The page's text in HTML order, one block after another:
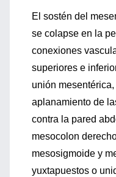
El sostén del
se colapse en la
conexiones
superiores e
unión
aplanamiento de
contra la pared
mesocolon
mesosigmoide y
yuxtapuestos o